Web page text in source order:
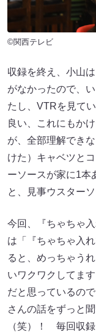
©関西テレビ
収録を終え、小山
がなかったので、
たし、VTRを見て
良い、これにもか
が、全部理解でき
けた）キャベツと
ーソースが家に1本
と、見事ウスター
今回、『ちゃちゃ
は「『ちゃちゃ入
ると、めっちゃう
いワクワクしてま
だと思っているの
さんの話をずっと
（笑）！ 毎回収